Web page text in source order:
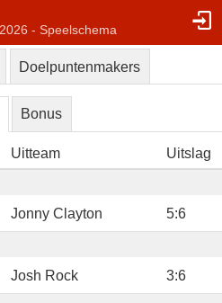
- Speelschema
Doelpuntenmakers
Bonus
Uitteam Uitslag
Jonny Clayton 5:6
Josh Rock 3:6